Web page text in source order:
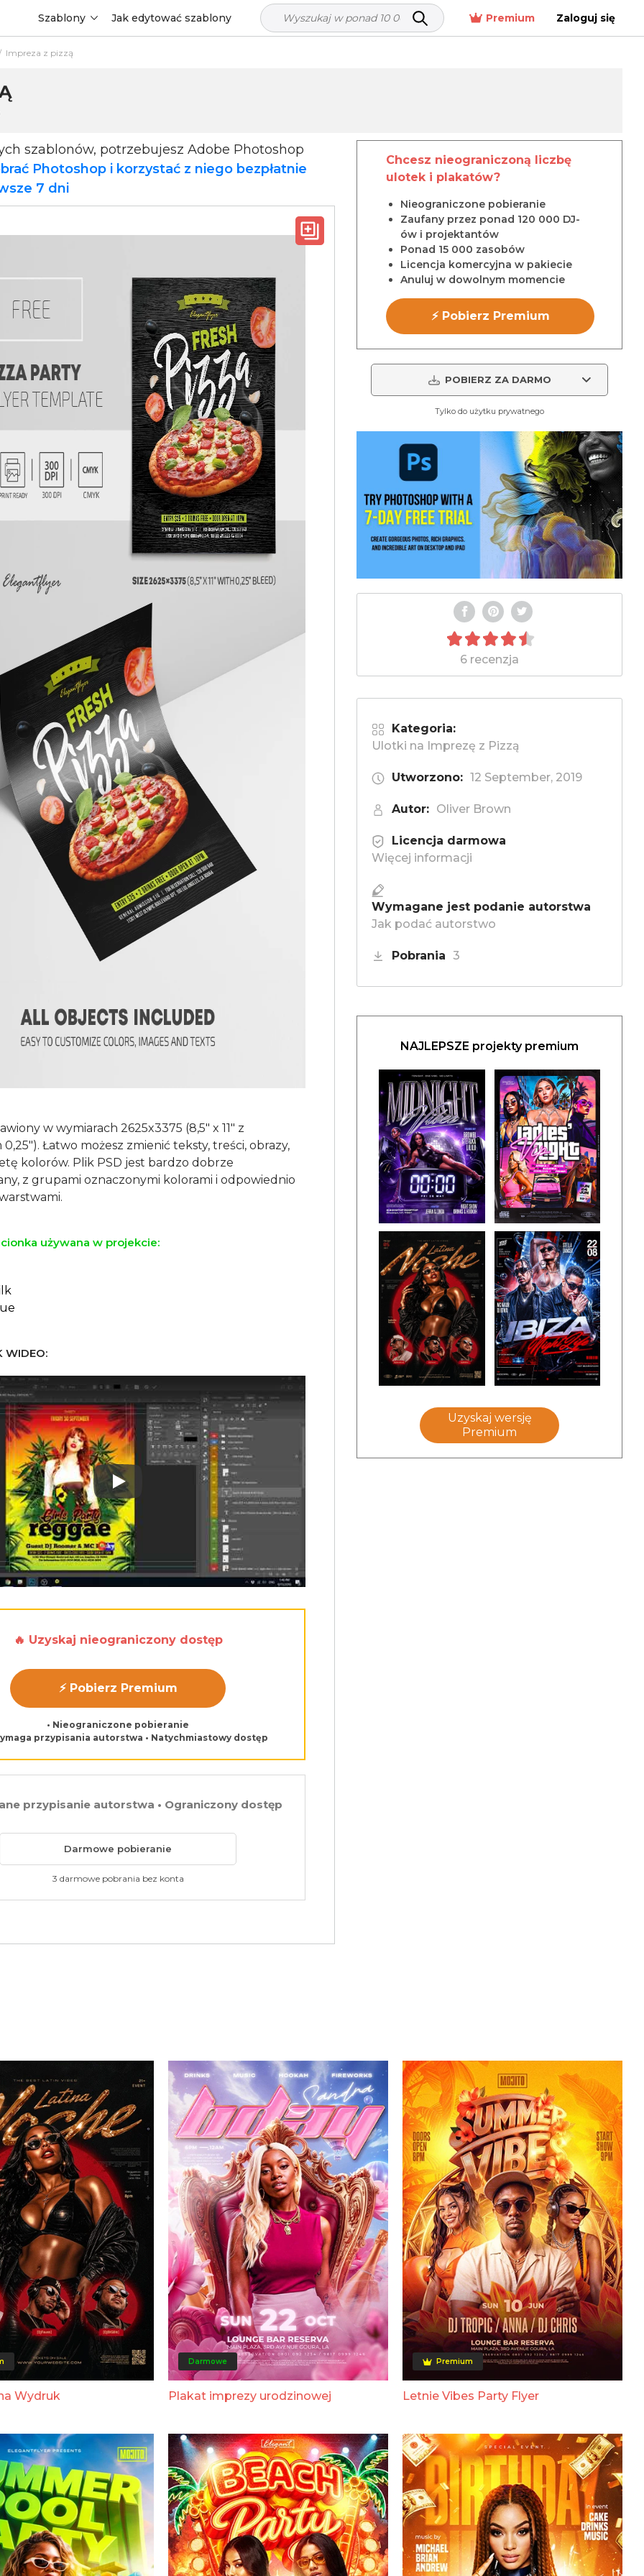
Szablony Jak edytować szablony Premium Zaloguj się
Impreza z pizzą
szablonów, potrzebujesz Adobe Photoshop
Photoshop i korzystać z niego bezpłatnie
7 dni
w wymiarach 2625x3375 (8,5″ x 11″ z
Łatwo możesz zmienić teksty, treści, obrazy,
kolorów. Plik PSD jest bardzo dobrze
z grupami oznaczonymi kolorami i odpowiednio
używana w projekcie:
WIDEO:
Play: Keynote (Google I/O '18)
🔥 Uzyskaj nieograniczony dostęp
⚡ Pobierz Premium
• Nieograniczone pobieranie
przypisania autorstwa • Natychmiastowy dostęp
przypisanie autorstwa • Ograniczony dostęp
Darmowe pobieranie
3 darmowe pobrania bez konta
Chcesz nieograniczoną liczbę
ulotek i plakatów?
Nieograniczone pobieranie
Zaufany przez ponad 120 000 DJ-
ów i projektantów
Ponad 15 000 zasobów
Licencja komercyjna w pakiecie
Anuluj w dowolnym momencie
⚡ Pobierz Premium
POBIERZ ZA DARMO
Tylko do użytku prywatnego
6 recenzja
Kategoria:
Ulotki na Imprezę z Pizzą
Utworzono: 12 September, 2019
Autor: Oliver Brown
Licencja darmowa
Więcej informacji
Wymagane jest podanie autorstwa
Jak podać autorstwo
Pobrania 3
NAJLEPSZE projekty premium
Uzyskaj wersję
Premium
Wydruk
Darmowe
Plakat imprezy urodzinowej
Premium
Letnie Vibes Party Flyer